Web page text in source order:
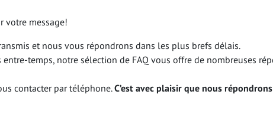
AMÉNAGÉS
votre message!
et nous vous répondrons dans les plus brefs délais.
entre-temps, notre sélection de FAQ vous offre de nombreuses
contacter par téléphone.C’est avec plaisir que nous